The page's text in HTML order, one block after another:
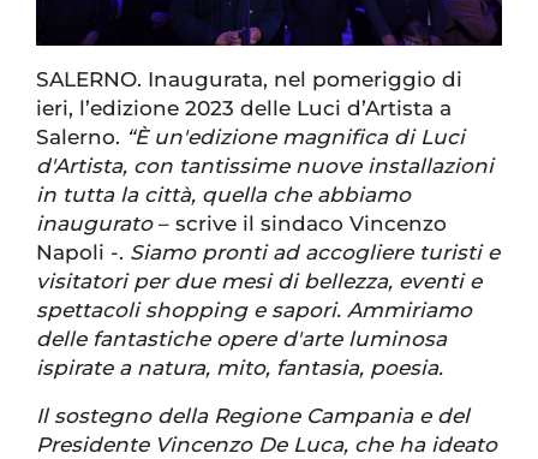
SALERNO. Inaugurata, nel pomeriggio di
ieri, l’edizione 2023 delle Luci d’Artista a
Salerno. “È un'edizione magnifica di Luci
d'Artista, con tantissime nuove installazioni
in tutta la città, quella che abbiamo
inaugurato – scrive il sindaco Vincenzo
Napoli -. Siamo pronti ad accogliere turisti e
visitatori per due mesi di bellezza, eventi e
spettacoli shopping e sapori. Ammiriamo
delle fantastiche opere d'arte luminosa
ispirate a natura, mito, fantasia, poesia.
Il sostegno della Regione Campania e del
Presidente Vincenzo De Luca, che ha ideato